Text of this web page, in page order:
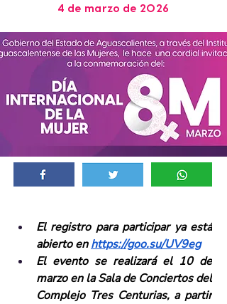
4 de marzo de 2026
El registro para participar ya está
abierto en https://goo.su/UV9eg
El evento se realizará el 10 de
marzo en la Sala de Conciertos del
Complejo Tres Centurias, a partir